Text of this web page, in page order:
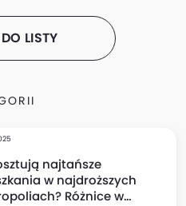
LISTY
najtańsze
w najdroższych
Różnice w